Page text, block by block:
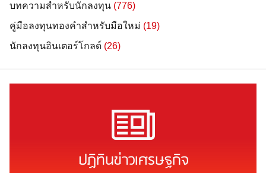
บทความสำหรับนักลงทุน (776)
คู่มือลงทุนทองคำสำหรับมือใหม่ (19)
นักลงทุนอินเตอร์โกลด์ (26)
ปฏิทินข่าวเศรษฐกิจ